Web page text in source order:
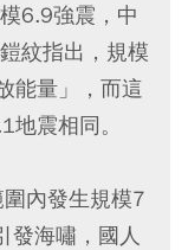
6.9強震，中
紋指出，規模
能量」，而這
震相同。
內發生規模7
發海嘯，國人